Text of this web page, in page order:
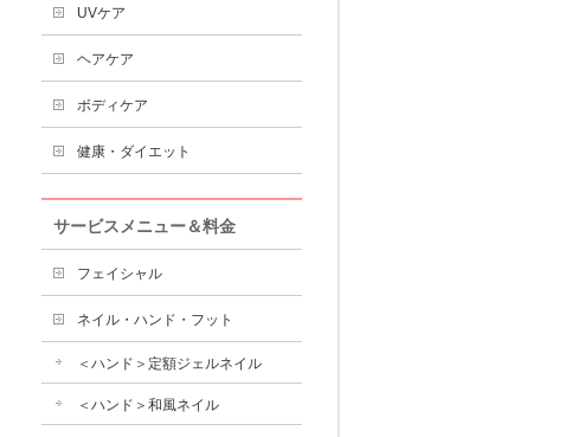
UVケア
ヘアケア
ボディケア
健康・ダイエット
サービスメニュー＆料金
フェイシャル
ネイル・ハンド・フット
＜ハンド＞定額ジェルネイル
＜ハンド＞和風ネイル